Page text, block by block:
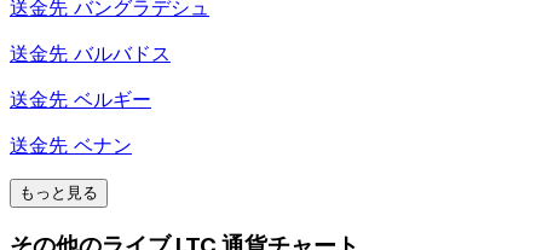
送金先 バングラデシュ
送金先 バルバドス
送金先 ベルギー
送金先 ベナン
もっと見る